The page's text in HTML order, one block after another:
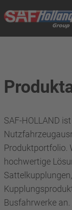
SAF-HOLLAND
Produktportfolio.
hochwertige
Busfahrwerke